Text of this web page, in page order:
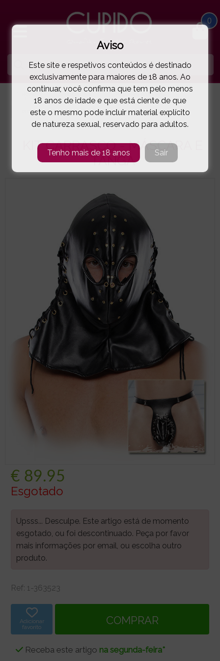
0
MÁSCARAS | COLEIRAS
PIPEDREAM KIT CARRASCO - MÁSCARA E TANGA( 1-363523 )
KIT CARRASCO - MÁSCARA E
TANGA
€ 89.95
Esgotado
Upsss... Desculpe. Este artigo está de momento
esgotado, ou foi descontinuado. Peça por favor
mais informações por email, ou escolha outro
produto.
Ref: 1-363523
Adicionar
favorito
Receba este artigo na segunda-feira*
Aviso
Este site e respetivos conteúdos é destinado
exclusivamente para maiores de 18 anos. Ao
continuar, você confirma que tem pelo menos
18 anos de idade e que está ciente de que
este o mesmo pode incluir material explícito
de natureza sexual, reservado para adultos.
Tenho mais de 18 anos Sair